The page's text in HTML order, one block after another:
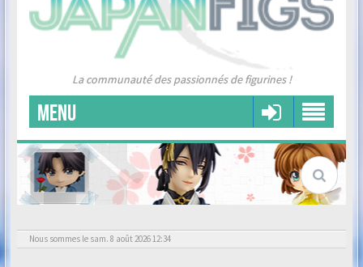
La communauté des passionnés de figurines !
MENU
Nous sommes le sam. 8 août 2026 12:34